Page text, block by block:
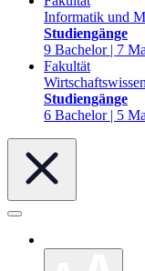
Informatik und
Studiengänge
9 Bachelor | 7
Fakultät
Studiengänge
6 Bachelor | 5